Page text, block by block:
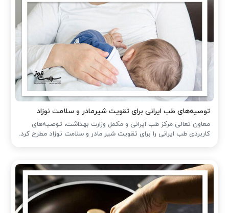
توصیه‌های طب ایرانی برای تقویت شیرمادر و سلامت نوزاد
معاون تعالی مرکز طب ایرانی و مکمل وزارت بهداشت، توصیه‌های
کاربردی طب ایرانی را برای تقویت شیر مادر و سلامت نوزاد مطرح کرد.